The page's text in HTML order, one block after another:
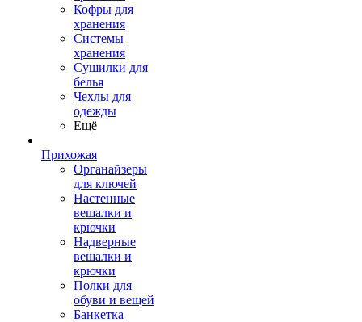
Кофры для
хранения
Системы
хранения
Сушилки для
белья
Чехлы для
одежды
Ещё
Прихожая
Органайзеры
для ключей
Настенные
вешалки и
крючки
Надверные
вешалки и
крючки
Полки для
обуви и вещей
Банкетка